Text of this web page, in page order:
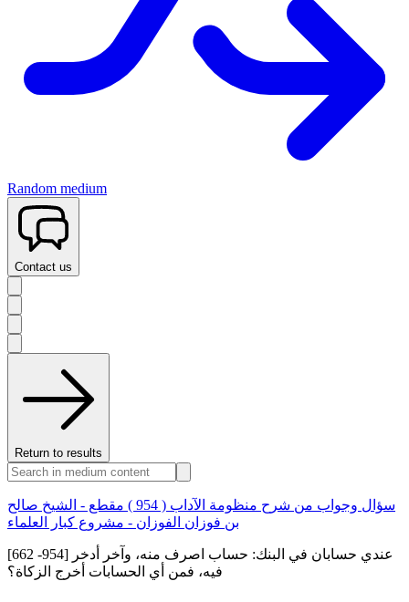
Random medium
Contact us
Return to results
سؤال وجواب من شرح منظومة الآداب ( 954 ) مقطع - الشيخ صالح
بن فوزان الفوزان - مشروع كبار العلماء
[662 -954] عندي حسابان في البنك: حساب اصرف منه، وآخر أدخر
فيه، فمن أي الحسابات أخرج الزكاة؟